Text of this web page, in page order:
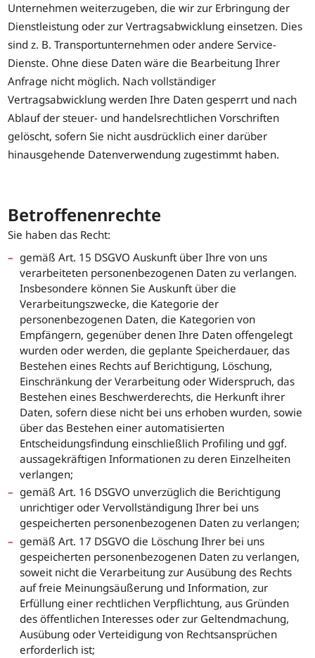
Unternehmen weiterzugeben, die wir zur Erbringung der
Dienstleistung oder zur Vertragsabwicklung einsetzen. Dies
sind z. B. Transportunternehmen oder andere Service-
Dienste. Ohne diese Daten wäre die Bearbeitung Ihrer
Anfrage nicht möglich. Nach vollständiger
Vertragsabwicklung werden Ihre Daten gesperrt und nach
Ablauf der steuer- und handelsrechtlichen Vorschriften
gelöscht, sofern Sie nicht ausdrücklich einer darüber
hinausgehende Datenverwendung zugestimmt haben.
Betroffenenrechte
Sie haben das Recht:
gemäß Art. 15 DSGVO Auskunft über Ihre von uns
verarbeiteten personenbezogenen Daten zu verlangen.
Insbesondere können Sie Auskunft über die
Verarbeitungszwecke, die Kategorie der
personenbezogenen Daten, die Kategorien von
Empfängern, gegenüber denen Ihre Daten offengelegt
wurden oder werden, die geplante Speicherdauer, das
Bestehen eines Rechts auf Berichtigung, Löschung,
Einschränkung der Verarbeitung oder Widerspruch, das
Bestehen eines Beschwerderechts, die Herkunft ihrer
Daten, sofern diese nicht bei uns erhoben wurden, sowie
über das Bestehen einer automatisierten
Entscheidungsfindung einschließlich Profiling und ggf.
aussagekräftigen Informationen zu deren Einzelheiten
verlangen;
gemäß Art. 16 DSGVO unverzüglich die Berichtigung
unrichtiger oder Vervollständigung Ihrer bei uns
gespeicherten personenbezogenen Daten zu verlangen;
gemäß Art. 17 DSGVO die Löschung Ihrer bei uns
gespeicherten personenbezogenen Daten zu verlangen,
soweit nicht die Verarbeitung zur Ausübung des Rechts
auf freie Meinungsäußerung und Information, zur
Erfüllung einer rechtlichen Verpflichtung, aus Gründen
des öffentlichen Interesses oder zur Geltendmachung,
Ausübung oder Verteidigung von Rechtsansprüchen
erforderlich ist;